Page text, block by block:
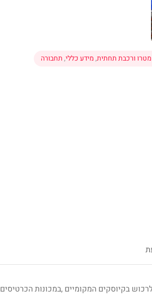
מטרו ורכבת תחתית,מידע כללי,תחבורה
בקיוסקים המקומיים ,במכונות הכרטיסים